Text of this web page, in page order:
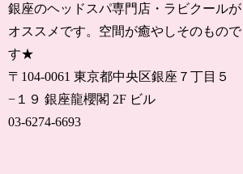
銀座のヘッドスパ専門店・ラビクールが
オススメです。空間が癒やしそのもので
す★
〒104-0061 東京都中央区銀座７丁目５
−１９ 銀座龍櫻閣 2F ビル
03-6274-6693